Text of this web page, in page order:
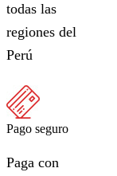
todas las
regiones del
Perú
Pago seguro
Paga con